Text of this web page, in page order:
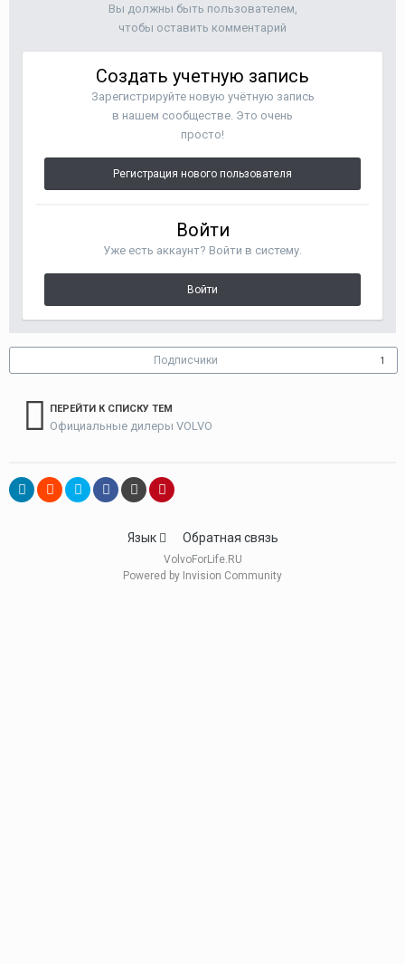
Вы должны быть пользователем,
чтобы оставить комментарий
Создать учетную запись
Зарегистрируйте новую учётную запись
в нашем сообществе. Это очень
просто!
Регистрация нового пользователя
Войти
Уже есть аккаунт? Войти в систему.
Войти
Подписчики 1
ПЕРЕЙТИ К СПИСКУ ТЕМ
Официальные дилеры VOLVO
Язык Обратная связь
VolvoForLife.RU
Powered by Invision Community